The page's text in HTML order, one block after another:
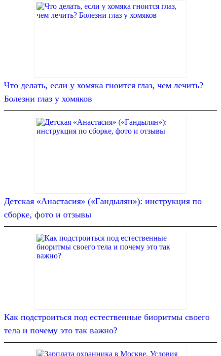
Что делать, если у хомяка гноится глаз, чем лечить?
Болезни глаз у хомяков
Детская «Анастасия» («Гандылян»): инструкция по
сборке, фото и отзывы
Как подстроиться под естественные биоритмы своего
тела и почему это так важно?